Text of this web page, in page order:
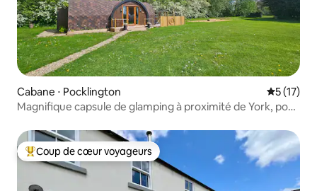
Cabane ⋅ Pocklington
5 (17)
Magnifique capsule de glamping à proximité de York, pour
Coups de cœur voyageurs les plus appréciés
Coup de cœur voyageurs